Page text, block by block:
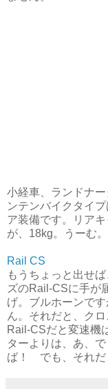
小経車、ランドナ
ンテンバイクタイ
ア装備です。リア
が、18kg。うーむ。
Rail CS
もうちょっと出せ
ズのRail-CSに手が
げ。ブルホーンで
ん。それだと、ク
Rail-CSだと変速機
ターよりは、あ、
ば！ でも、それだ